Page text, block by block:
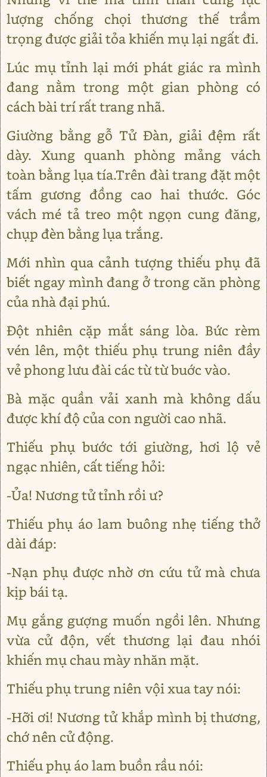
lượng chống chọi thương thế trầm
trọng được giải tỏa khiến mụ lại ngất đi.
Lúc mụ tỉnh lại mới phát giác ra mình
đang nằm trong một gian phòng có
cách bài trí rất trang nhã.
Giường bằng gỗ Tử Ðàn, giải đệm rất
dày. Xung quanh phòng mảng vách
toàn bằng lụa tía.Trên đài trang đặt một
tấm gương đồng cao hai thước. Góc
vách mé tả treo một ngọn cung đăng,
chụp đèn bằng lụa trắng.
Mới nhìn qua cảnh tượng thiếu phụ đã
biết ngay mình đang ở trong căn phòng
của nhà đại phú.
Ðột nhiên cặp mắt sáng lòa. Bức rèm
vén lên, một thiếu phụ trung niên đầy
vẻ phong lưu đài các từ từ buớc vào.
Bà mặc quần vải xanh mà không dấu
được khí độ của con người cao nhã.
Thiếu phụ bước tới giường, hơi lộ vẻ
ngạc nhiên, cất tiếng hỏi:
-Ủa! Nương tử tỉnh rồi ư?
Thiếu phụ áo lam buông nhẹ tiếng thở
dài đáp:
-Nạn phụ được nhờ ơn cứu tử mà chưa
kịp bái tạ.
Mụ gắng gượng muốn ngồi lên. Nhưng
vừa cử độn, vết thương lại đau nhói
khiến mụ chau mày nhăn mặt.
Thiếu phụ trung niên vội xua tay nói:
-Hỡi ơi! Nương tử khắp mình bị thương,
chớ nên cử động.
Thiếu phụ áo lam buồn rầu nói: